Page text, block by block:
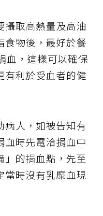
攝取高熱量及高油
食物後，最好於餐
血，這樣可以確保
有利於受血者的健
病人，如被告知有
血時先電洽捐血中
」的捐血點，先至
當時沒有乳糜血現